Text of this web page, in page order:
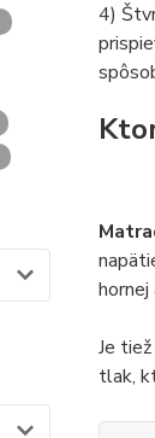
4)
Je
tlak,